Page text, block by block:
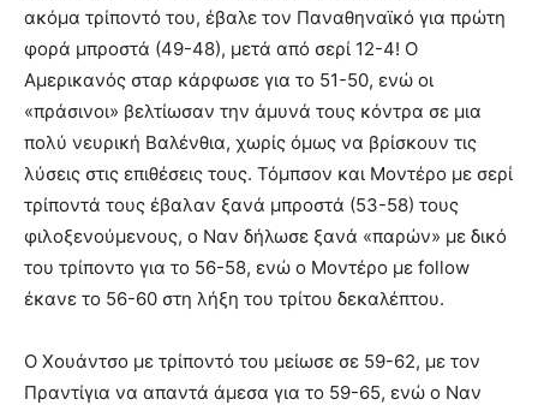
ακόμα τρίποντό του, έβαλε τον Παναθηναϊκό για πρώτη
φορά μπροστά (49-48), μετά από σερί 12-4! Ο
Αμερικανός σταρ κάρφωσε για το 51-50, ενώ οι
«πράσινοι» βελτίωσαν την άμυνά τους κόντρα σε μια
πολύ νευρική Βαλένθια, χωρίς όμως να βρίσκουν τις
λύσεις στις επιθέσεις τους. Τόμπσον και Μοντέρο με σερί
τρίποντά τους έβαλαν ξανά μπροστά (53-58) τους
φιλοξενούμενους, ο Ναν δήλωσε ξανά «παρών» με δικό
του τρίποντο για το 56-58, ενώ ο Μοντέρο με follow
έκανε το 56-60 στη λήξη του τρίτου δεκαλέπτου.
Ο Χουάντσο με τρίποντό του μείωσε σε 59-62, με τον
Πραντίγια να απαντά άμεσα για το 59-65, ενώ ο Ναν